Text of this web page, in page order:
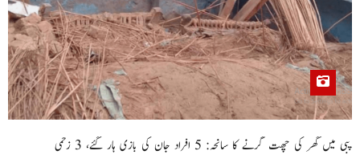
پبی میں گھر کی چھت گرنے کا سانحہ: 5 افراد جان کی بازی ہار گئے، 3 زخمی